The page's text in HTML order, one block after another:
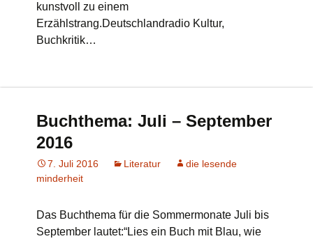
kunstvoll zu einem
Erzählstrang.Deutschlandradio Kultur,
Buchkritik…
Buchthema: Juli – September
2016
7. Juli 2016 Literatur
die lesende
minderheit
Das Buchthema für die Sommermonate Juli bis
September lautet:“Lies ein Buch mit Blau, wie